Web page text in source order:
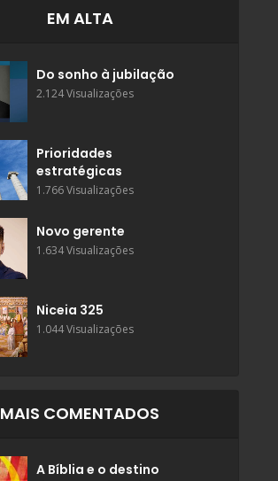
EM ALTA
Do sonho à jubilação
2.124 Visualizações
Prioridades
estratégicas
1.766 Visualizações
Novo gerente
1.634 Visualizações
Niceia 325
1.044 Visualizações
MAIS COMENTADOS
A Bíblia e o destino